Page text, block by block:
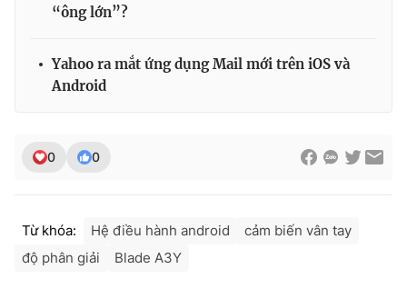
“ông lớn”?
Yahoo ra mắt ứng dụng Mail mới trên iOS và
Android
0 0
Từ khóa: Hệ điều hành android
cảm biến vân tay
độ phân giải
Blade A3Y